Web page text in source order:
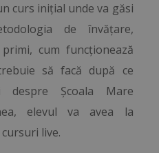
curs inițial unde va găsi
de învățare,
cum funcționează
să facă după ce
Școala Mare
elevul va avea la
live.